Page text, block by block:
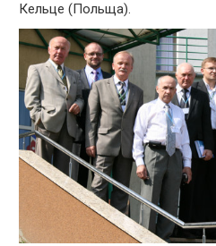
Кельце (Польща).